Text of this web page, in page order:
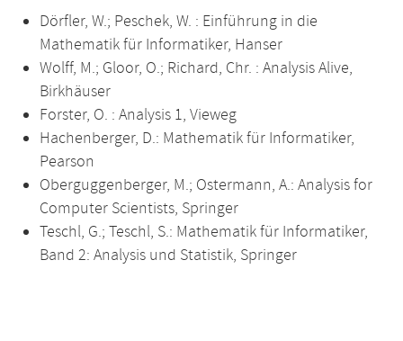
Dörfler, W.; Peschek, W. : Einführung in die
Mathematik für Informatiker, Hanser
Wolff, M.; Gloor, O.; Richard, Chr. : Analysis Alive,
Birkhäuser
Forster, O. : Analysis 1, Vieweg
Hachenberger, D.: Mathematik für Informatiker,
Pearson
Oberguggenberger, M.; Ostermann, A.: Analysis for
Computer Scientists, Springer
Teschl, G.; Teschl, S.: Mathematik für Informatiker,
Band 2: Analysis und Statistik, Springer